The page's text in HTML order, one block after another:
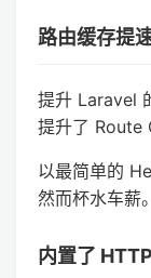
路由缓存提
提升 Laravel
提升了 Route
以最简单的
然而杯水车薪。
内置了